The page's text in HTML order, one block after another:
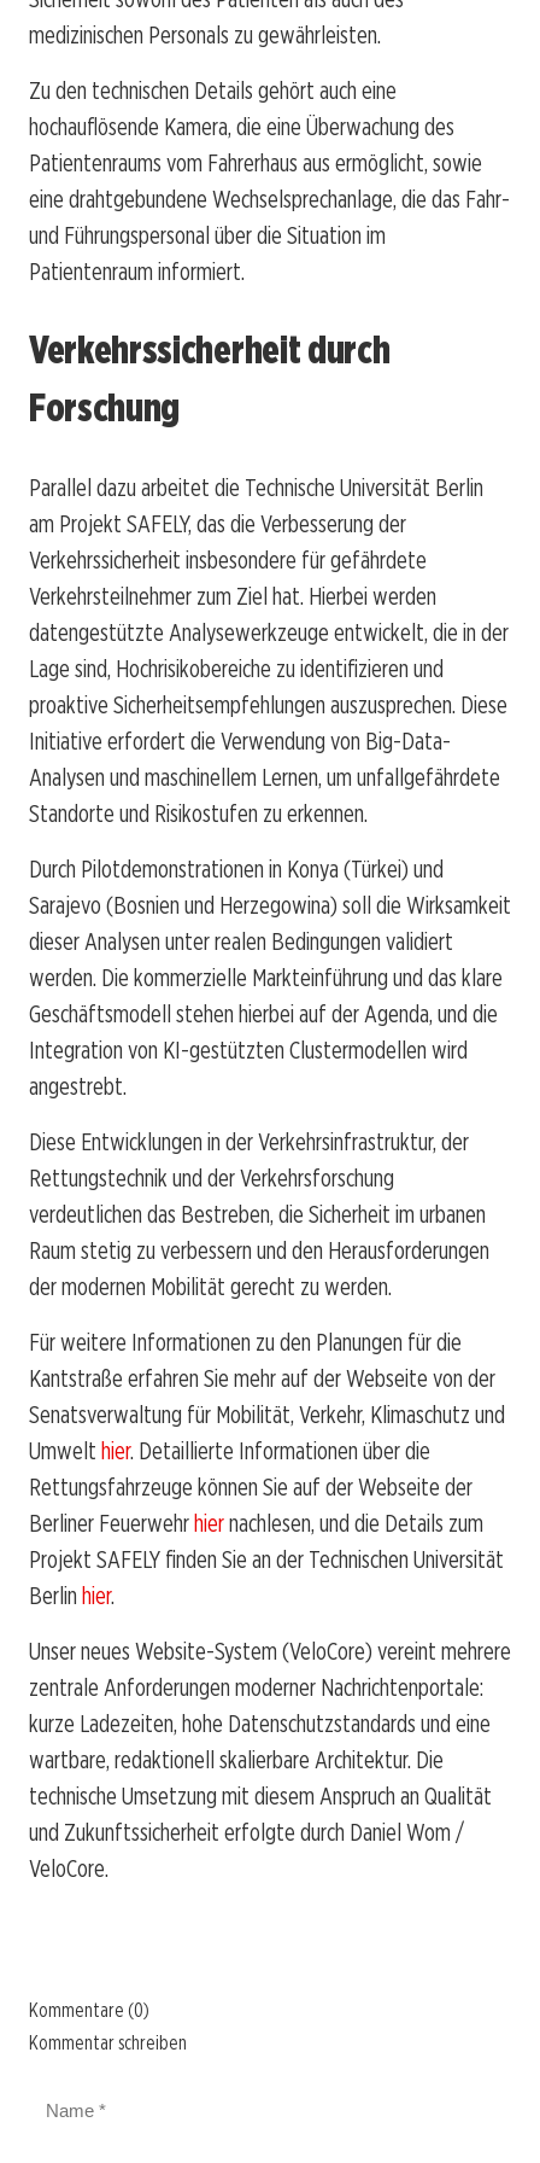
medizinischen Personals zu gewährleisten.
Zu den technischen Details gehört auch eine
hochauflösende Kamera, die eine Überwachung des
Patientenraums vom Fahrerhaus aus ermöglicht, sowie
eine drahtgebundene Wechselsprechanlage, die das Fahr-
und Führungspersonal über die Situation im
Patientenraum informiert.
Verkehrssicherheit durch
Forschung
Parallel dazu arbeitet die Technische Universität Berlin
am Projekt SAFELY, das die Verbesserung der
Verkehrssicherheit insbesondere für gefährdete
Verkehrsteilnehmer zum Ziel hat. Hierbei werden
datengestützte Analysewerkzeuge entwickelt, die in der
Lage sind, Hochrisikobereiche zu identifizieren und
proaktive Sicherheitsempfehlungen auszusprechen. Diese
Initiative erfordert die Verwendung von Big-Data-
Analysen und maschinellem Lernen, um unfallgefährdete
Standorte und Risikostufen zu erkennen.
Durch Pilotdemonstrationen in Konya (Türkei) und
Sarajevo (Bosnien und Herzegowina) soll die Wirksamkeit
dieser Analysen unter realen Bedingungen validiert
werden. Die kommerzielle Markteinführung und das klare
Geschäftsmodell stehen hierbei auf der Agenda, und die
Integration von KI-gestützten Clustermodellen wird
angestrebt.
Diese Entwicklungen in der Verkehrsinfrastruktur, der
Rettungstechnik und der Verkehrsforschung
verdeutlichen das Bestreben, die Sicherheit im urbanen
Raum stetig zu verbessern und den Herausforderungen
der modernen Mobilität gerecht zu werden.
Für weitere Informationen zu den Planungen für die
Kantstraße erfahren Sie mehr auf der Webseite von der
Senatsverwaltung für Mobilität, Verkehr, Klimaschutz und
Umwelt hier. Detaillierte Informationen über die
Rettungsfahrzeuge können Sie auf der Webseite der
Berliner Feuerwehrhiernachlesen, und die Details zum
Projekt SAFELY finden Sie an der Technischen Universität
Berlin hier.
Unser neues Website-System (VeloCore) vereint mehrere
zentrale Anforderungen moderner Nachrichtenportale:
kurze Ladezeiten, hohe Datenschutzstandards und eine
wartbare, redaktionell skalierbare Architektur. Die
technische Umsetzung mit diesem Anspruch an Qualität
und Zukunftssicherheit erfolgte durch Daniel Wom /
VeloCore.
Kommentare (0)
Kommentar schreiben